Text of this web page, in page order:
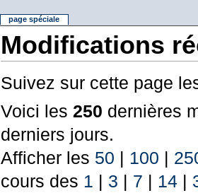
Modifications
Suivez sur cette page
Voici les 250 dernières
derniers jours.
Afficher les 50 | 100 |
cours des 1 | 3 | 7 | 14|
page spéciale